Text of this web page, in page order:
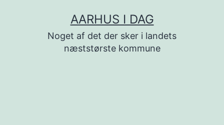
AARHUS I DAG
Noget af det der sker i landets
næststørste kommune